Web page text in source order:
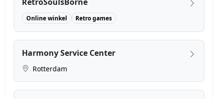
Online winkel Retro games
Harmony Service Center
Rotterdam